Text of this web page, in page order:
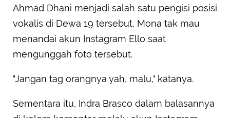
Ahmad Dhani menjadi salah satu pengisi posisi
vokalis di Dewa 19 tersebut, Mona tak mau
menandai akun Instagram Ello saat
mengunggah foto tersebut.
"Jangan tag orangnya yah, malu," katanya.
Sementara itu, Indra Brasco dalam balasannya